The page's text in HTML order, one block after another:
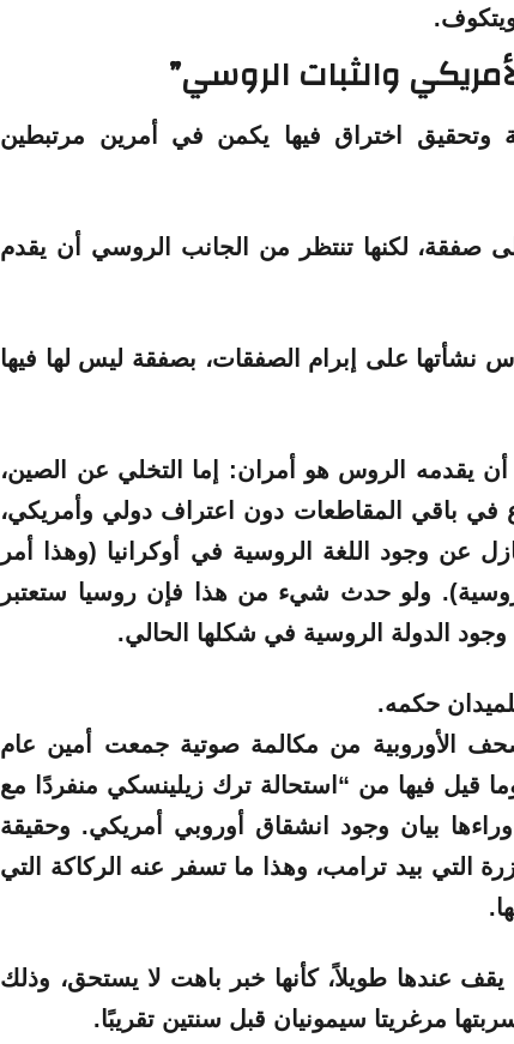
والثبات الروسي”
وتحقيق اختراق فيها يكمن في أمرين مرتبطين
صفقة، لكنها تنتظر من الجانب الروسي أن يقدم
نشأتها على إبرام الصفقات، بصفقة ليس لها فيها
أن يقدمه الروس هو أمران: إما التخلي عن الصين،
في باقي المقاطعات دون اعتراف دولي وأمريكي،
عن وجود اللغة الروسية في أوكرانيا (وهذا أمر
ولو حدث شيء من هذا فإن روسيا ستعتبر
وجود الدولة الروسية في شكلها الحالي.
حكمه.
(4/12/2025) إحدى الصحف الأوروبية من مكالمة صوتية جمعت أمين عام
قيل فيها من “استحالة ترك زيلينسكي منفردًا مع
بيان وجود انشقاق أوروبي أمريكي. وحقيقة
التي بيد ترامب، وهذا ما تسفر عنه الركاكة التي
عندها طويلاً، كأنها خبر باهت لا يستحق، وذلك
مرغريتا سيمونيان قبل سنتين تقريبًا.